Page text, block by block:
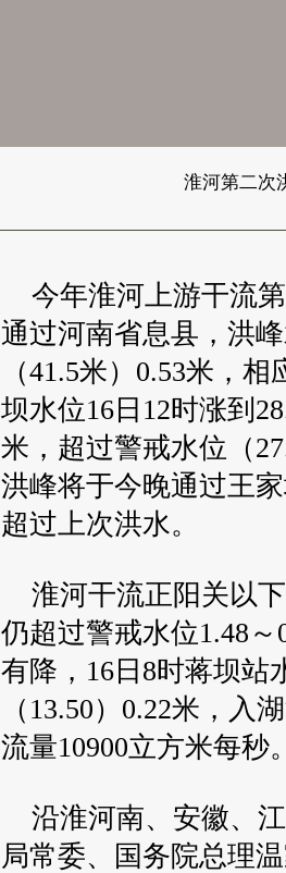
淮河第二次
今年淮河上游干流
通过河南省息县，洪
（41.5米）0.53米，
坝水位16日12时涨到
米，超过警戒水位（
洪峰将于今晚通过王
超过上次洪水。
淮河干流正阳关以
仍超过警戒水位1.48
有降，16日8时蒋坝站
（13.50）0.22米，入
流量10900立方米每秒
沿淮河南、安徽、
局常委、国务院总理